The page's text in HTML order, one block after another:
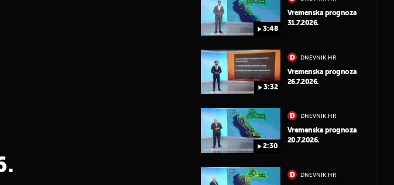
3:48
Vremenska prognoza
31.7.2026.
3:32
DNEVNIK.HR
Vremenska prognoza
26.7.2026.
2:30
DNEVNIK.HR
Vremenska prognoza
20.7.2026.
DNEVNIK.HR